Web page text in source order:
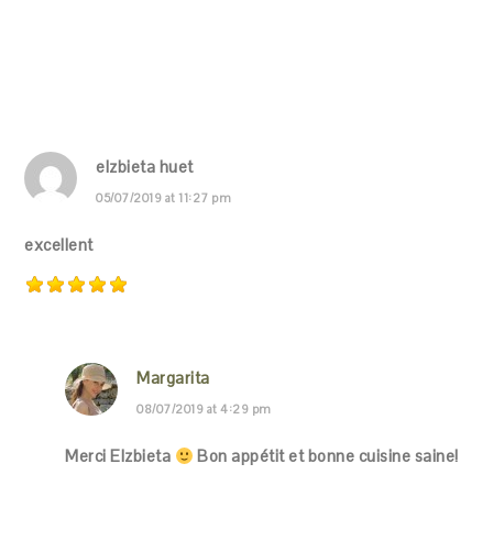
elzbieta huet
05/07/2019 at 11:27 pm
excellent
Margarita
08/07/2019 at 4:29 pm
Merci Elzbieta Bon appétit et bonne cuisine saine!